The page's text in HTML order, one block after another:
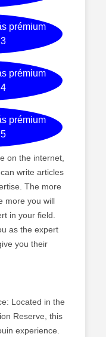
prémium
prémium
prémium
on the internet,
write articles
The more
more you will
in your field.
as the expert
you their
Located in the
Reserve, this
experience.